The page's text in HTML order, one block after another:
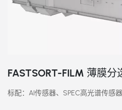
FASTSORT-FILM 薄膜分
标配：AI传感器、SPEC高光谱传感器